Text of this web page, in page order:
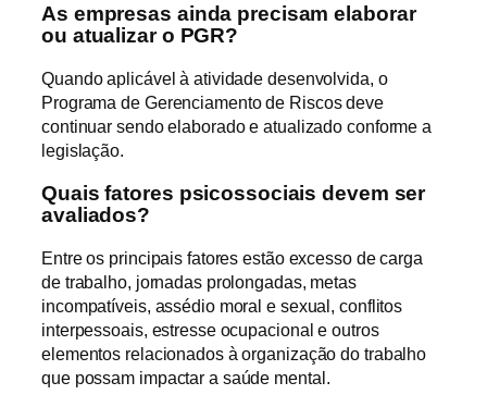
As empresas ainda precisam elaborar
ou atualizar o PGR?
Quando aplicável à atividade desenvolvida, o
Programa de Gerenciamento de Riscos deve
continuar sendo elaborado e atualizado conforme a
legislação.
Quais fatores psicossociais devem ser
avaliados?
Entre os principais fatores estão excesso de carga
de trabalho, jornadas prolongadas, metas
incompatíveis, assédio moral e sexual, conflitos
interpessoais, estresse ocupacional e outros
elementos relacionados à organização do trabalho
que possam impactar a saúde mental.